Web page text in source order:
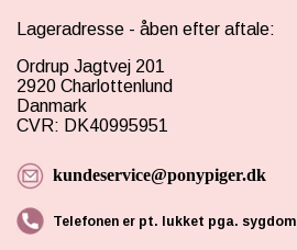
Lageradresse - åben efter aftale:
Ordrup Jagtvej 201
2920 Charlottenlund
Danmark
CVR: DK40995951
kundeservice@ponypiger.dk
Telefonen er pt. lukket pga. sygdom